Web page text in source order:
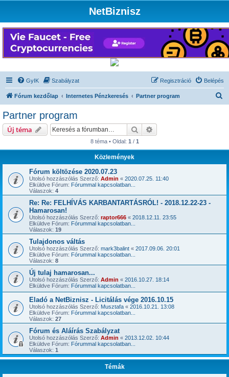
NetBiznisz
GyIK Szabályzat Belépés
Regisztráció
Fórum kezdőlap Internetes Pénzkeresés Partner program
Partner program
Új téma Keresés
8 téma • Oldal: 1 / 1
Közlemények
Fórum költözése 2020.07.23
Utolsó hozzászólás Szerző: Admin « 2020.07.25. 11:40
Elküldve Fórum: Fórummal kapcsolatban...
Válaszok: 4
Re: Re: FELHÍVÁS KARBANTARTÁSRÓL! - 2018.12.22-23 -
Hamarosan!
Utolsó hozzászólás Szerző: raptor666 « 2018.12.11. 23:55
Elküldve Fórum: Fórummal kapcsolatban...
Válaszok: 19
Tulajdonos váltás
Utolsó hozzászólás Szerző: mark3balint « 2017.09.06. 20:01
Elküldve Fórum: Fórummal kapcsolatban...
Válaszok: 8
Új tulaj hamarosan...
Utolsó hozzászólás Szerző: Admin « 2016.10.27. 18:14
Elküldve Fórum: Fórummal kapcsolatban...
Eladó a NetBiznisz - Licitálás vége 2016.10.15
Utolsó hozzászólás Szerző: Musztafa « 2016.10.21. 13:08
Elküldve Fórum: Fórummal kapcsolatban...
Válaszok: 27
Fórum és Aláírás Szabályzat
Utolsó hozzászólás Szerző: Admin « 2013.12.02. 10:44
Elküldve Fórum: Fórummal kapcsolatban...
Válaszok: 1
Témák